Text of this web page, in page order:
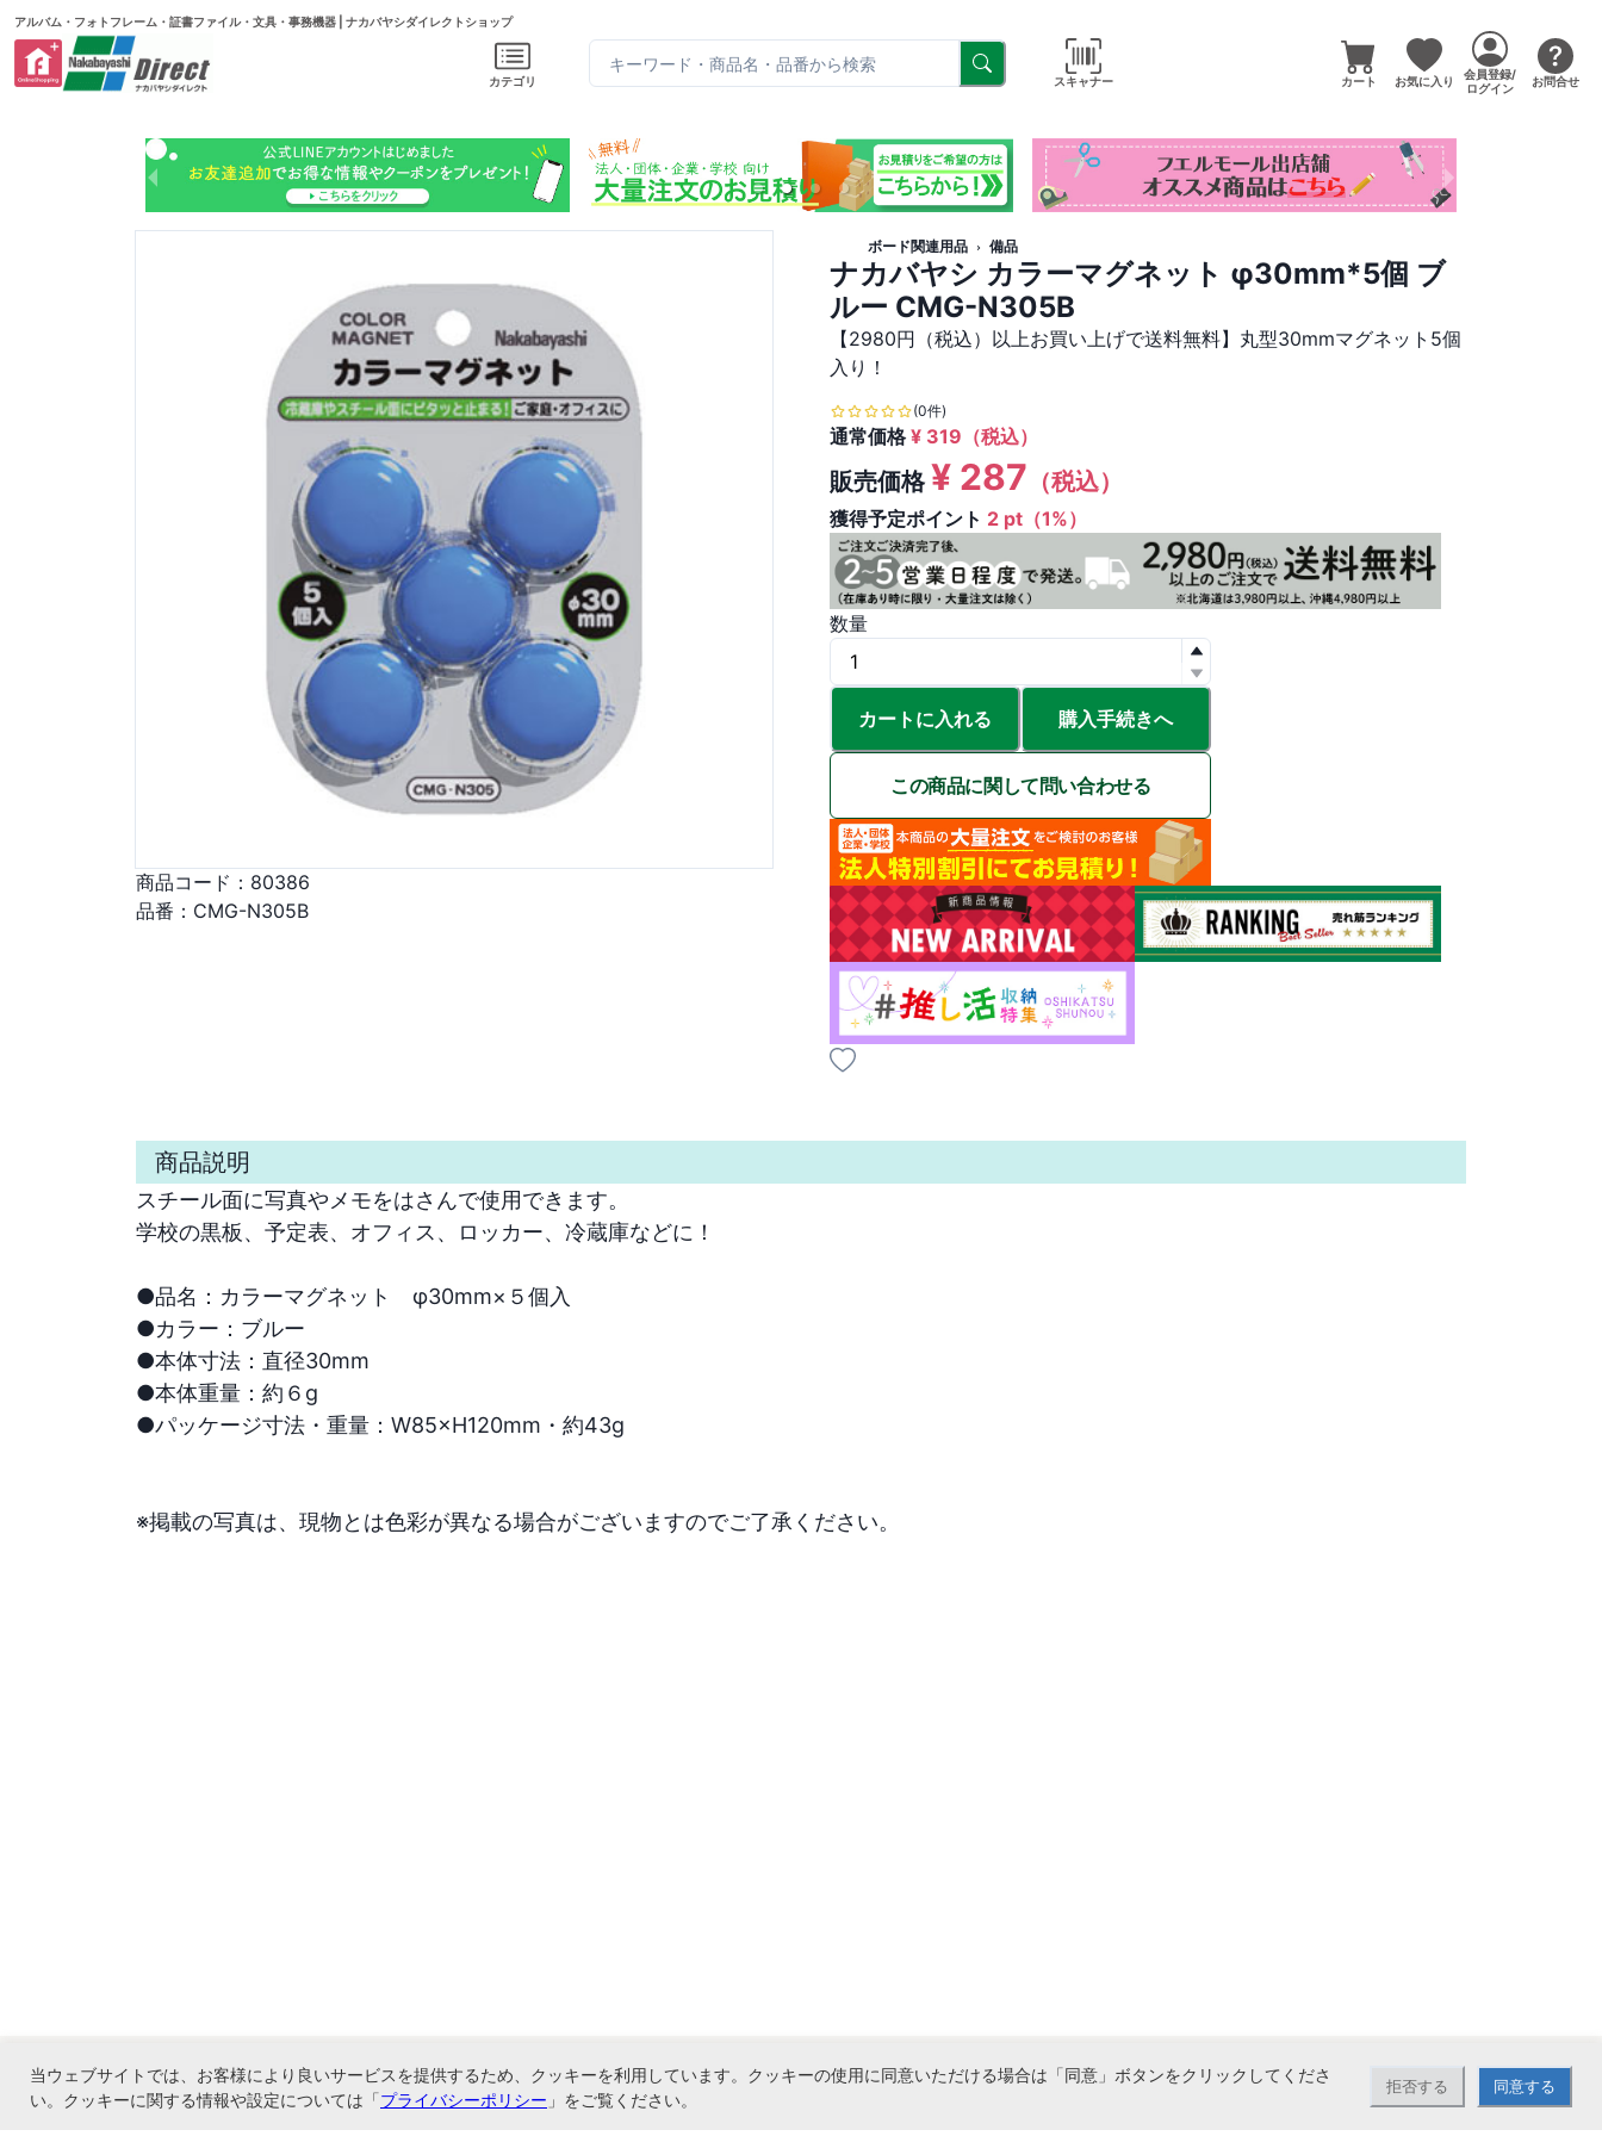
アルバム・フォトフレーム・証書ファイル・文具・事務機器 | ナカバヤシダイレクトショップ
カテゴリ スキャナー カート お気に入り
会員登録/
ログイン
お問合せ
商品コード： 80386
品番： CMG-N305B
ボード関連用品 備品
ナカバヤシ カラーマグネット φ30mm*5個 ブ
ルー CMG-N305B
【2980円（税込）以上お買い上げで送料無料】丸型30mmマグネット5個
入り！
(0件)
通常価格¥ 319 （税込）
販売価格¥ 287 （税込）
獲得予定ポイント 2 pt（1%）
数量
カートに入れる 購入手続きへ
この商品に関して問い合わせる
商品説明
スチール面に写真やメモをはさんで使用できます。
学校の黒板、予定表、オフィス、ロッカー、冷蔵庫などに！
●品名：カラーマグネット　φ30mm×５個入
●カラー：ブルー
●本体寸法：直径30mm
●本体重量：約６g
●パッケージ寸法・重量：W85×H120mm・約43g
※掲載の写真は、現物とは色彩が異なる場合がございますのでご了承ください。
当ウェブサイトでは、お客様により良いサービスを提供するため、クッキーを利用しています。クッキーの使用に同意いただける場合は「同意」ボタンをクリックしてくださ
い。クッキーに関する情報や設定については「プライバシーポリシー 」をご覧ください。
拒否する 同意する